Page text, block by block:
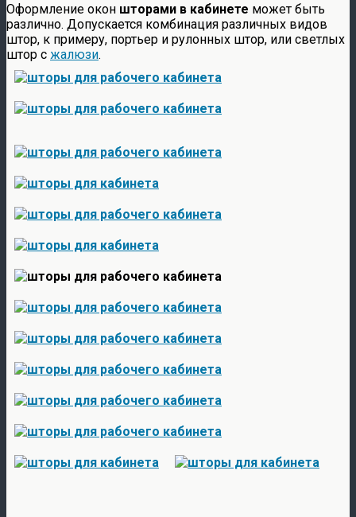
Оформление окон шторами в кабинете может быть
различно. Допускается комбинация различных видов
штор, к примеру, портьер и рулонных штор, или светлых
штор с жалюзи.